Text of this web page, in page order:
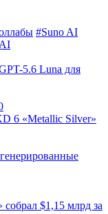
#Suno AI
5.6 Luna для
6 «Metallic Silver»
$1,15 млрд за